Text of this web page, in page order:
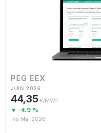
PEG EEX
JUIN 2026
44,35 €/MWh
▼ -4.9 %
vs Mai 2026